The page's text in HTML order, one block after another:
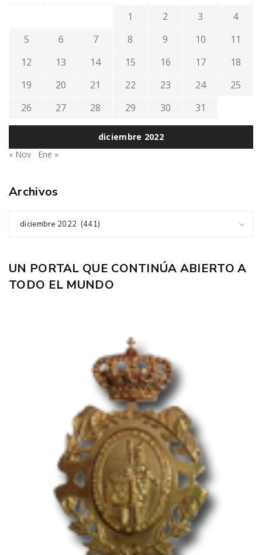
diciembre 2022
1 2 3
4
5
6 7 8 9 10
11
12
13 14 15 16 17
18
19
20 21 22 23 24
25
26
27 28 29 30 31
« Nov Ene »
Archivos
diciembre 2022 (441)
UN PORTAL QUE CONTINÚA ABIERTO A
TODO EL MUNDO